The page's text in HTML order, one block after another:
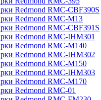
Redmond RMC-CBF390S
Redmond RMC-M13
Redmond RMC-CBF391S
Redmond RMC-IHM301
Redmond RMC-M140
Redmond RMC-IHM302
Redmond RMC-M150
Redmond RMC-IHM303
Redmond RMC-M170
Redmond RMC-01